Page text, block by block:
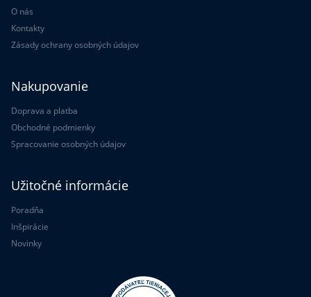
O nás
Kontakty
Zásady ochrany osobných údajov
Nakupovanie
Doprava a platba
Obchodné podmienky
Spracovanie osobných údajov
Užitočné informácie
Poradňa
Inšpirácie
Novinky